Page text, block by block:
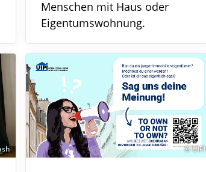
Menschen mit Haus oder
Eigentumswohnung.
© UIPI